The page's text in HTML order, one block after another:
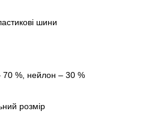
шини
70 %, нейлон – 30 %
розмір